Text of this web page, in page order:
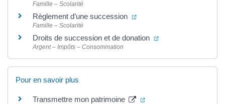
Famille – Scolarité
Règlement d’une succession (ouverture dans un nouvel
Famille – Scolarité
Droits de succession et de donation (ouverture dans un
Argent – Impôts – Consommation
Pour en savoir plus
Transmettre mon patrimoine (ouverture dans un